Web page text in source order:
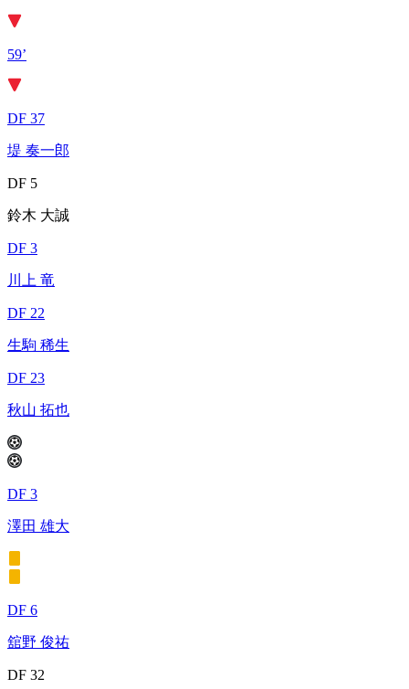
59’
DF 37
堤 奏一郎
DF 5
鈴木 大誠
DF 3
川上 竜
DF 22
生駒 稀生
DF 23
秋山 拓也
DF 3
澤田 雄大
DF 6
舘野 俊祐
DF 32